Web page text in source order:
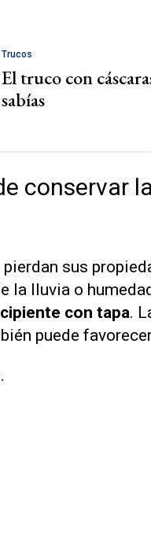
Trucos
El truco con
sabías
conservar
sus
la lluvia o
con tapa.
puede